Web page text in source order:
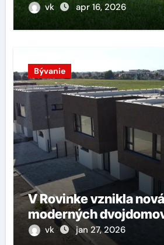
vk apr 16, 2026
Bývanie
V Rovinke vznikla
moderných
vk jan 27, 2026